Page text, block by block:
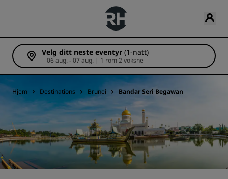
Velg ditt neste eventyr (1-natt)
06 aug. - 07 aug. | 1 rom 2 voksne
Hjem Destinations Brunei Bandar Seri Begawan